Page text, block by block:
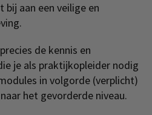
aan een veilige en
de kennis en
je als praktijkopleider nodig
in volgorde (verplicht)
het gevorderde niveau.